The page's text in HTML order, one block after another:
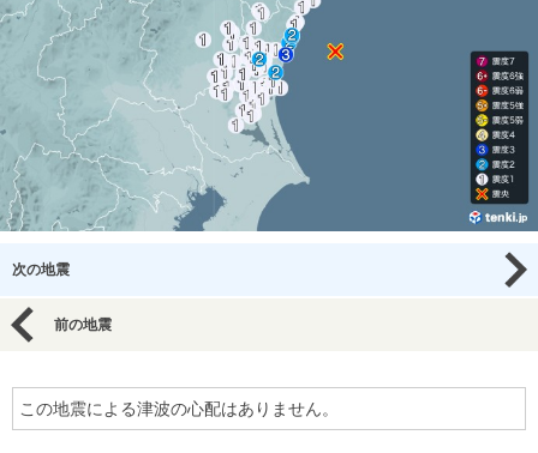
次の地震
前の地震
この地震による津波の心配はありません。